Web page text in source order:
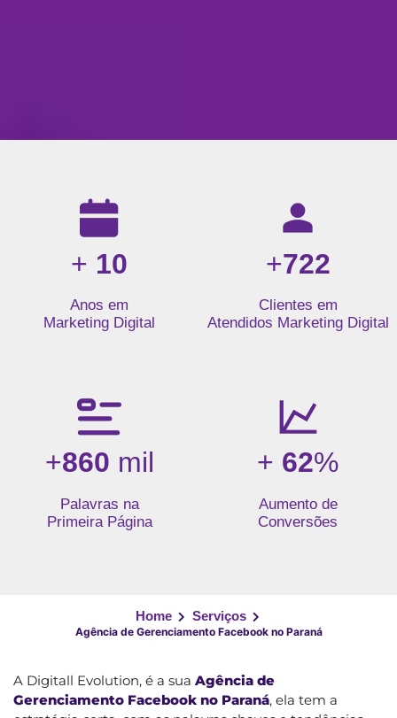
Resultados da nossa agência de marketing digital: mais
+ 10
Anos em
Marketing Digital
+722
Clientes em
Atendidos Marketing Digital
+860 mil
Palavras na
Primeira Página
+ 62%
Aumento de
Conversões
Home Serviços
Agência de Gerenciamento Facebook no Paraná
A Digitall Evolution, é a sua Agência de
Gerenciamento Facebook no Paraná, ela tem a